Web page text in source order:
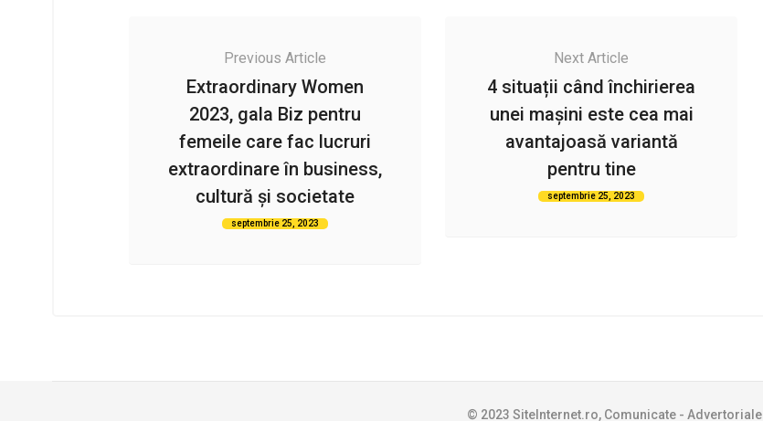
Previous Article
Extraordinary Women
2023, gala Biz pentru
femeile care fac lucruri
extraordinare în business,
cultură și societate
septembrie 25, 2023
Next Article
4 situații când închirierea
unei mașini este cea mai
avantajoasă variantă
pentru tine
septembrie 25, 2023
© 2023 SiteInternet.ro, Comunicate - Advertoriale